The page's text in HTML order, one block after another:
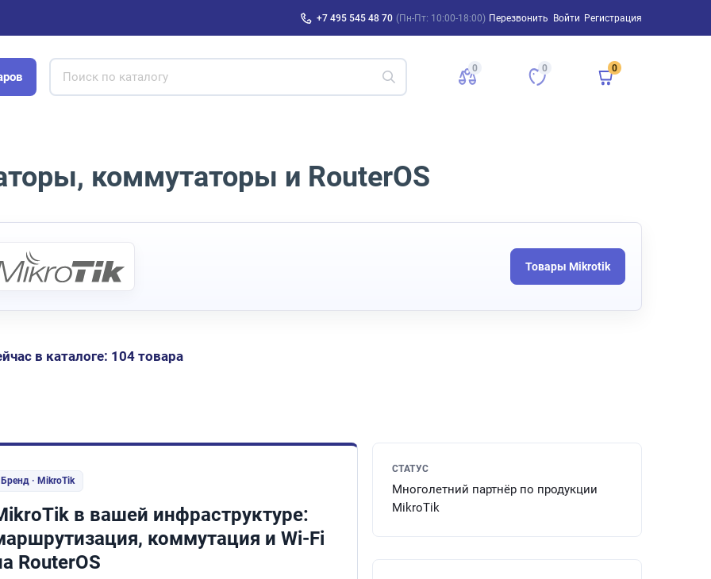
+7 495 545 48 70 (Пн-Пт: 10:00-18:00) Перезвонить Войти Регистрация
0 0 0
коммутаторы и RouterOS
Товары Mikrotik
в каталоге: 104 товара
Бренд · MikroTik
в вашей инфраструктуре:
коммутация и Wi-Fi
RouterOS
СТАТУС
Многолетний партнёр по продукции
MikroTik